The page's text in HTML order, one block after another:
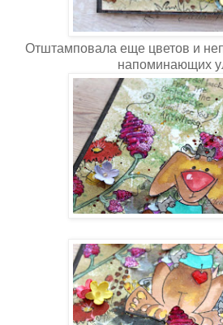
Отштамповала еще цветов и
напоминающих